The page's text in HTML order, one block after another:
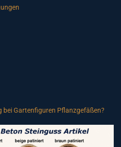
bei Gartenfiguren Pflanzgefäßen?